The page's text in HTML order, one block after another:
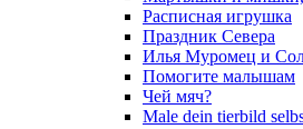
Расписная игрушка
Праздник Севера
Илья Муромец и
Помогите малышам
Чей мяч?
Male dein tierbild